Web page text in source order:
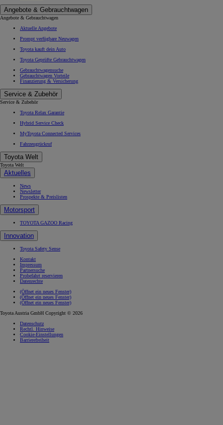
Angebote & Gebrauchtwagen
Angebote & Gebrauchtwagen
Aktuelle Angebote
Prompt verfügbare Neuwagen
Toyota kauft dein Auto
Toyota Geprüfte Gebrauchtwagen
Gebrauchtwagensuche
Gebrauchtwagen Vorteile
Finanzierung & Versicherung
Service & Zubehör
Service & Zubehör
Toyota Relax Garantie
Hybrid Service Check
MyToyota Connected Services
Fahrzeugrückruf
Toyota Welt
Toyota Welt
Aktuelles
News
Newsletter
Prospekte & Preislisten
Motorsport
TOYOTA GAZOO Racing
Innovation
Toyota Safety Sense
Kontakt
Impressum
Partnersuche
Probefahrt reservieren
Datenrechte
(Öffnet ein neues Fenster)
(Öffnet ein neues Fenster)
(Öffnet ein neues Fenster)
Toyota Austria GmbH Copyright © 2026
Datenschutz
Rechtl. Hinweise
Cookie-Einstellungen
Barrierefreiheit